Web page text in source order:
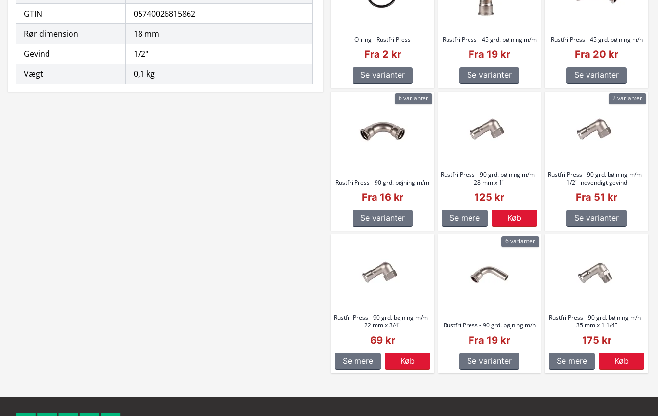
GTIN
05740026815862
Rør dimension
18 mm
Gevind
1/2"
Vægt
0,1 kg
O-ring - Rustfri Press
Fra 2 kr
Se varianter
Rustfri Press - 45 grd. bøjning m/m
Fra 19 kr
Se varianter
Rustfri Press - 45 grd. bøjning m/n
Fra 20 kr
Se varianter
Rustfri Press - 90 grd. bøjning m/m
Fra 16 kr
Se varianter
6 varianter
Rustfri Press - 90 grd. bøjning m/m -
28 mm x 1"
125 kr
Se mere Køb
Rustfri Press - 90 grd. bøjning m/m -
1/2" indvendigt gevind
Fra 51 kr
Se varianter
2 varianter
Rustfri Press - 90 grd. bøjning m/m -
22 mm x 3/4"
69 kr
Se mere Køb
Rustfri Press - 90 grd. bøjning m/n
Fra 19 kr
Se varianter
6 varianter
Rustfri Press - 90 grd. bøjning m/n -
35 mm x 1 1/4"
175 kr
Se mere Køb